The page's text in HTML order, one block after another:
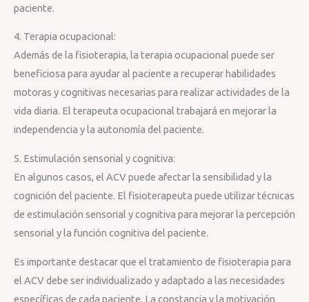
paciente.
4. Terapia ocupacional:
Además de la fisioterapia, la terapia ocupacional puede ser
beneficiosa para ayudar al paciente a recuperar habilidades
motoras y cognitivas necesarias para realizar actividades de la
vida diaria. El terapeuta ocupacional trabajará en mejorar la
independencia y la autonomía del paciente.
5. Estimulación sensorial y cognitiva:
En algunos casos, el ACV puede afectar la sensibilidad y la
cognición del paciente. El fisioterapeuta puede utilizar técnicas
de estimulación sensorial y cognitiva para mejorar la percepción
sensorial y la función cognitiva del paciente.
Es importante destacar que el tratamiento de fisioterapia para
el ACV debe ser individualizado y adaptado a las necesidades
específicas de cada paciente. La constancia y la motivación